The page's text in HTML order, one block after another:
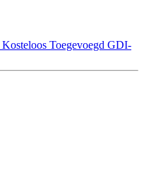
Kosteloos Toegevoegd GDI-